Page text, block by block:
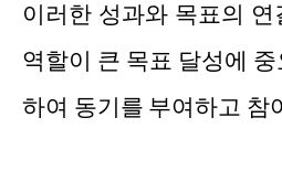
이러한 성과와 목표의 연
역할이 큰 목표 달성에
하여 동기를 부여하고 참